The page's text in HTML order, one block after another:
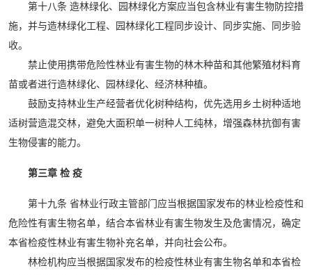
第十八条 造林绿化、园林绿化方案应当包含林业有害生物防控措
施，并与造林绿化工程、园林绿化工程同步设计、同步实施、同步验
收。
禁止使用携带危险性林业有害生物的林木种苗和其他繁殖材料育
苗或者进行造林绿化、园林绿化、经济林种植。
鼓励支持林业生产经营者优化树种结构，优先选用乡土树种适地
适树营造混交林，避免大面积单一树种人工纯林，增强森林抗御有害
生物侵害的能力。
第三章 检 疫
第十九条 省林业行政主管部门应当根据国家发布的林业检疫性和
危险性有害生物名单，结合本省林业有害生物发生及危害情况，确定
本省检疫性林业有害生物补充名单，并向社会公布。
林检机构应当根据国家发布的检疫性林业有害生物名单和本省检